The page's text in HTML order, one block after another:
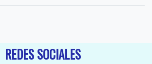
REDES SOCIALES